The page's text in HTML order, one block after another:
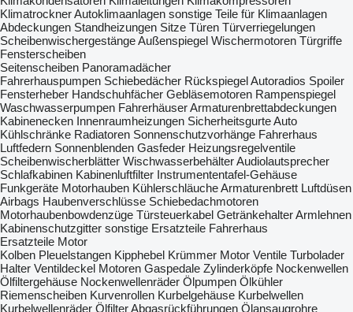
KlimatrocknerAutoklimaanlagen sonstige Teile für Klimaanlagen
Abdeckungen Standheizungen Sitze Türen Türverriegelungen
ScheibenwischergestängeAußenspiegel Wischermotoren Türgriffe
Fensterscheiben
Seitenscheiben Panoramadächer
Fahrerhauspumpen Schiebedächer RückspiegelAutoradios Spoiler
Fensterheber Handschuhfächer Gebläsemotoren Rampenspiegel
Waschwasserpumpen FahrerhäuserArmaturenbrettabdeckungen
Kabinenecken Innenraumheizungen SicherheitsgurteAuto
Kühlschränke Radiatoren Sonnenschutzvorhänge Fahrerhaus
Luftfedern Sonnenblenden Gasfeder Heizungsregelventile
Scheibenwischerblätter WischwasserbehälterAudiolautsprecher
Schlafkabinen Kabinenluftfilter Instrumententafel-Gehäuse
Funkgeräte Motorhauben KühlerschläucheArmaturenbrett Luftdüsen
Airbags Haubenverschlüsse Schiebedachmotoren
Motorhaubenbowdenzüge Türsteuerkabel GetränkehalterArmlehnen
Kabinenschutzgitter sonstige Ersatzteile Fahrerhaus
Ersatzteile Motor
Kolben Pleuelstangen Kipphebel Krümmer Motor Ventile Turbolader
Halter Ventildeckel Motoren Gaspedale Zylinderköpfe Nockenwellen
Ölfiltergehäuse Nockenwellenräder Ölpumpen Ölkühler
Riemenscheiben Kurvenrollen Kurbelgehäuse Kurbelwellen
Kurbelwellenräder ÖlfilterAbgasrückführungen Ölansaugrohre